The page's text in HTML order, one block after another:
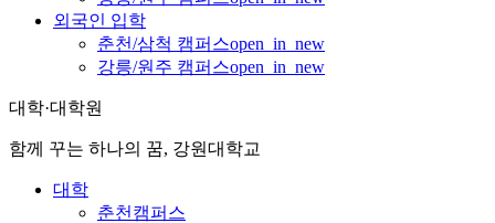
외국인 입학
춘천/삼척 캠퍼스open_in_new
강릉/원주 캠퍼스open_in_new
대학·대학원
함께 꾸는 하나의 꿈, 강원대학교
대학
춘천캠퍼스